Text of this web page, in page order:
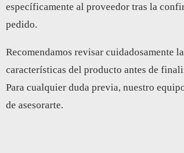
específicamente al proveedor tras la
pedido.
Recomendamos revisar cuidadosamente
características del producto antes de
Para cualquier duda previa, nuestro
de asesorarte.